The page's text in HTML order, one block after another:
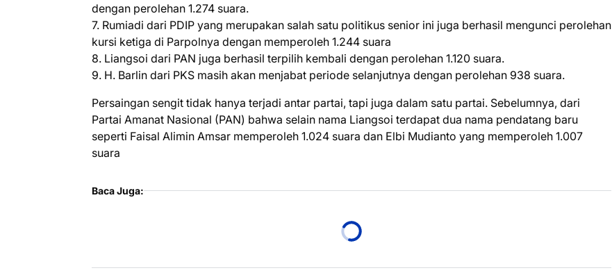
dengan perolehan 1.274 suara.
7. Rumiadi dari PDIP yang merupakan salah satu politikus senior ini juga berhasil mengunci perolehan
kursi ketiga di Parpolnya dengan memperoleh 1.244 suara
8. Liangsoi dari PAN juga berhasil terpilih kembali dengan perolehan 1.120 suara.
9. H. Barlin dari PKS masih akan menjabat periode selanjutnya dengan perolehan 938 suara.
Persaingan sengit tidak hanya terjadi antar partai, tapi juga dalam satu partai. Sebelumnya, dari
Partai Amanat Nasional (PAN) bahwa selain nama Liangsoi terdapat dua nama pendatang baru
seperti Faisal Alimin Amsar memperoleh 1.024 suara dan Elbi Mudianto yang memperoleh 1.007
suara
Baca Juga: